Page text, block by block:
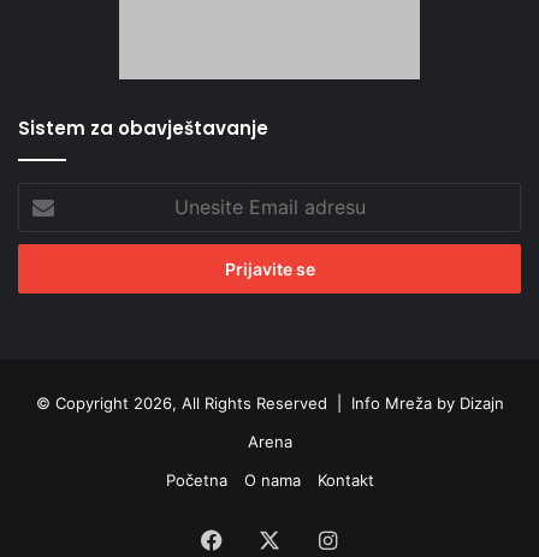
Sistem za obavještavanje
Email
adresu
© Copyright 2026, All Rights Reserved | Info Mreža by Dizajn
Arena
Početna
O nama Kontakt
Facebook Instagram